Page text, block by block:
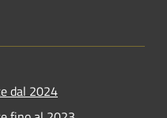
dal 2024